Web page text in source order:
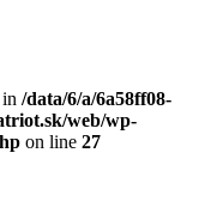
/data/6/a/6a58ff08-
web/wp-
on line 27